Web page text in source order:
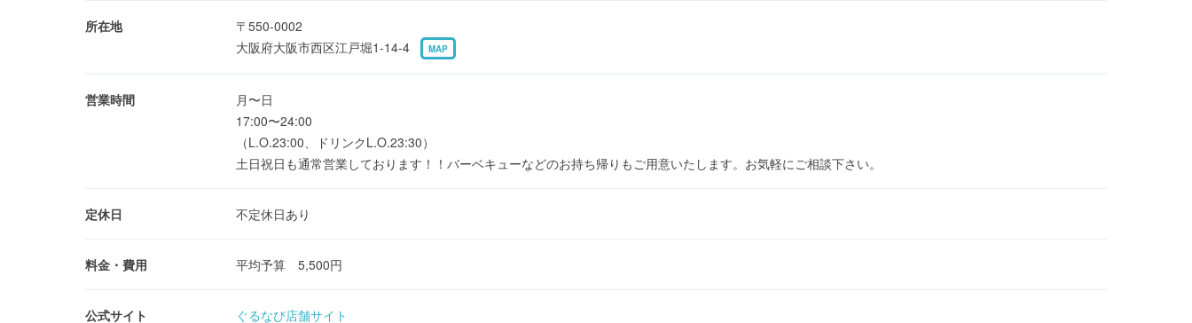
所在地
〒550-0002
大阪府大阪市西区江戸堀1-14-4
MAP
営業時間
月〜日
17:00〜24:00
（L.O.23:00、ドリンクL.O.23:30）
土日祝日も通常営業しております！！バーベキューなどのお持ち帰りもご用意いたします。お気軽にご相談下さい。
定休日 不定休日あり
料金・費用 平均予算 5,500円
公式サイト ぐるなび店舗サイト